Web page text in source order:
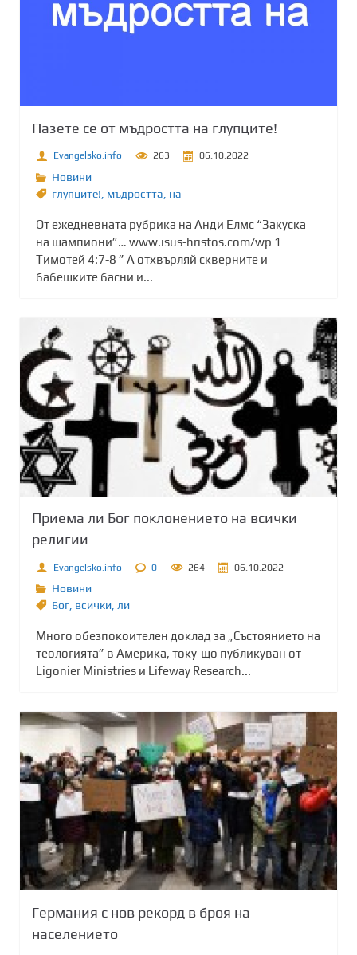
Пазете се от мъдростта на глупците!
Evangelsko.info 263 06.10.2022
Новини
глупците! мъдростта на
От ежедневната рубрика на Анди Елмс “Закуска
на шампиони”… www.isus-hristos.com/wp 1
Тимотей 4:7-8 ” А отхвърляй скверните и
бабешките басни и...
Приема ли Бог поклонението на всички
религии
Evangelsko.info 0 264 06.10.2022
Новини
Бог, всички, ли
Много обезпокоителен доклад за „Състоянието на
теологията” в Америка, току-що публикуван от
Ligonier Ministries и Lifeway Research...
Германия с нов рекорд в броя на
населението